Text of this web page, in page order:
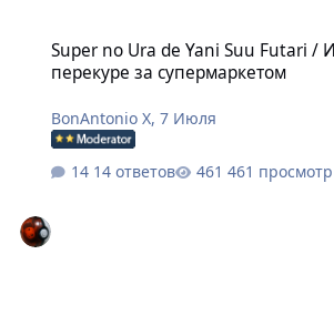
Super no Ura de Yani Suu Futari /
перекуре за супермаркетом
BonAntonio X,7 Июля
14 ответов 461 просмотр